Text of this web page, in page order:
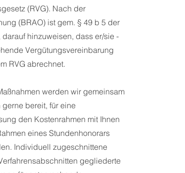
(RVG). Nach der
(BRAO) ist gem. § 49 b 5 der
hinzuweisen, dass er/sie -
Vergütungsvereinbarung
RVG abrechnet.
werden wir gemeinsam
bereit, für eine
den Kostenrahmen mit Ihnen
eines Stundenhonorars
Individuell zugeschnittene
gegliederte